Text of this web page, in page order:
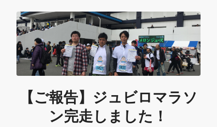
【ご報告】ジュビロマラソ
ン完走しました！